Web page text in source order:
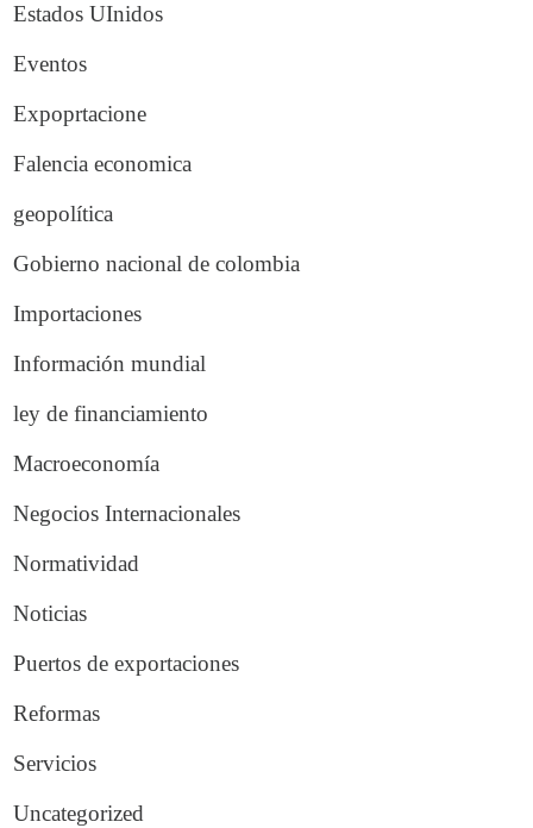
Estados UInidos
Eventos
Expoprtacione
Falencia economica
geopolítica
Gobierno nacional de colombia
Importaciones
Información mundial
ley de financiamiento
Macroeconomía
Negocios Internacionales
Normatividad
Noticias
Puertos de exportaciones
Reformas
Servicios
Uncategorized